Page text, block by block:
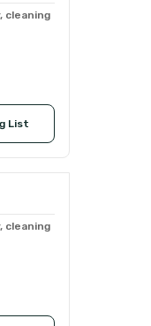
cleaning
List
cleaning